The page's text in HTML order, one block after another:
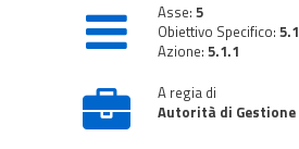
Asse: 5
Obiettivo Specifico: 5.1
Azione: 5.1.1
A regia di
Autorità di Gestione